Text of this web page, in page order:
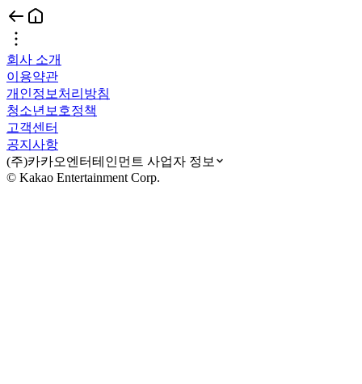
회사 소개
이용약관
개인정보처리방침
청소년보호정책
고객센터
공지사항
(주)카카오엔터테인먼트 사업자 정보
© Kakao Entertainment Corp.